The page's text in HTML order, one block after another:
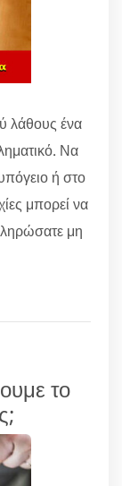
λάθους ένα
Να
ή στο
μπορεί να
μη
το